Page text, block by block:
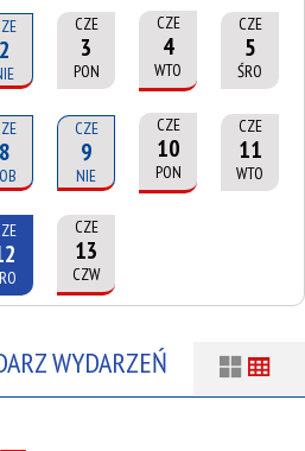
2
CZE
3
PON
CZE
4
WTO
CZE
5
ŚRO
8
CZE
9
NIE
CZE
10
PON
CZE
11
WTO
CZE
13
CZW
WYDARZEŃ